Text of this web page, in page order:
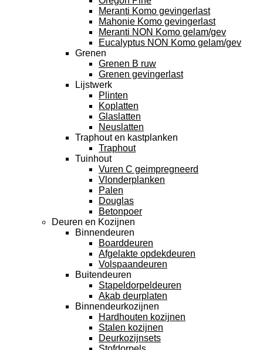
Meranti Komo gevingerlast
Mahonie Komo gevingerlast
Meranti NON Komo gelam/gev
Eucalyptus NON Komo gelam/gev
Grenen
Grenen B ruw
Grenen gevingerlast
Lijstwerk
Plinten
Koplatten
Glaslatten
Neuslatten
Traphout en kastplanken
Traphout
Tuinhout
Vuren C geimpregneerd
Vlonderplanken
Palen
Douglas
Betonpoer
Deuren en Kozijnen
Binnendeuren
Boarddeuren
Afgelakte opdekdeuren
Volspaandeuren
Buitendeuren
Stapeldorpeldeuren
Akab deurplaten
Binnendeurkozijnen
Hardhouten kozijnen
Stalen kozijnen
Deurkozijnsets